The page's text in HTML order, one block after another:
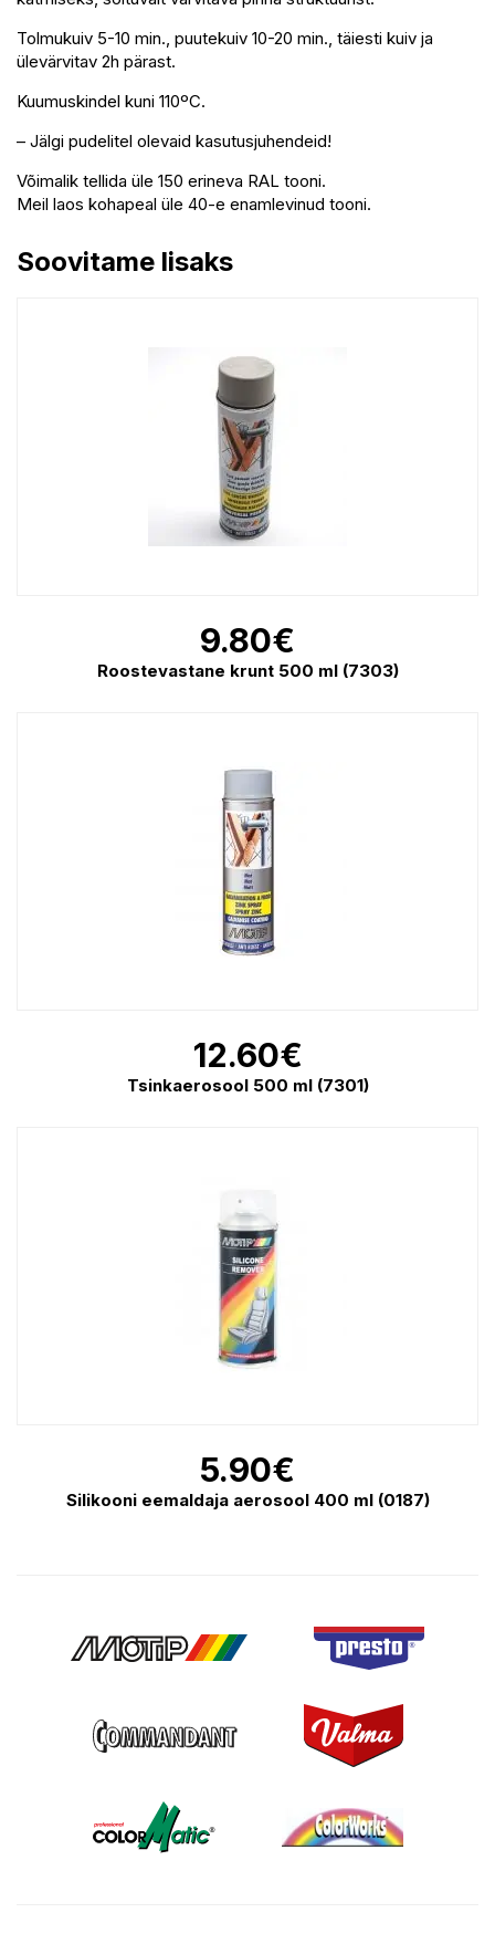
Tolmukuiv 5-10 min., puutekuiv 10-20 min., täiesti kuiv ja
ülevärvitav 2h pärast.
Kuumuskindel kuni 110ºC.
– Jälgi pudelitel olevaid kasutusjuhendeid!
Võimalik tellida üle 150 erineva RAL tooni.
Meil laos kohapeal üle 40-e enamlevinud tooni.
Soovitame lisaks
9.80€
Roostevastane krunt 500 ml (7303)
12.60€
Tsinkaerosool 500 ml (7301)
5.90€
Silikooni eemaldaja aerosool 400 ml (0187)